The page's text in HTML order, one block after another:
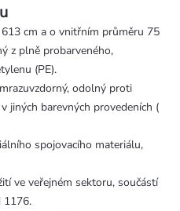
cm a o vnitřním průměru 75
z plně probarveného,
(PE).
odolný proti
jiných barevných provedeních (
spojovacího materiálu,
ve veřejném sektoru, součástí
1176.